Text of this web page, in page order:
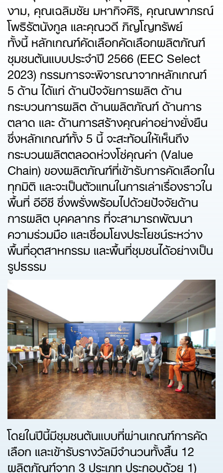
งาม, คุณเฉลิมชัย มหากิจศิริ, คุณณพาภรณ์
โพธิรัตนังกูล และคุณวดี ภิญโญทรัพย์
ทั้งนี้ หลักเกณฑ์คัดเลือกคัดเลือกผลิตภัณฑ์
ชุมชนต้นแบบประจำปี 2566 (EEC Select
2023) กรรมการจะพิจารณาจากหลักเกณฑ์
5 ด้าน ได้แก่ ด้านปัจจัยการผลิต ด้าน
กระบวนการผลิต ด้านผลิตภัณฑ์ ด้านการ
ตลาด และ ด้านการสร้างคุณค่าอย่างยั่งยืน
ซึ่งหลักเกณฑ์ทั้ง 5 นี้ จะสะท้อนให้เห็นถึง
กระบวนผลิตตลอดห่วงโซ่คุณค่า (Value
Chain) ของผลิตภัณฑ์ที่เข้ารับการคัดเลือกใน
ทุกมิติ และจะเป็นตัวแทนในการเล่าเรื่องราวใน
พื้นที่ อีอีซี ซึ่งพรั่งพร้อมไปด้วยปัจจัยด้าน
การผลิต บุคคลากร ที่จะสามารถพัฒนา
ความร่วมมือ และเชื่อมโยงประโยชน์ระหว่าง
พื้นที่อุตสาหกรรม และพื้นที่ชุมชนได้อย่างเป็น
รูปธรรม
โดยในปีนี้มีชุมชนต้นแบบที่ผ่านเกณฑ์การคัด
เลือก และเข้ารับรางวัลมีจำนวนทั้งสิ้น 12
ผลิตภัณฑ์จาก 3 ประเภท ประกอบด้วย 1)